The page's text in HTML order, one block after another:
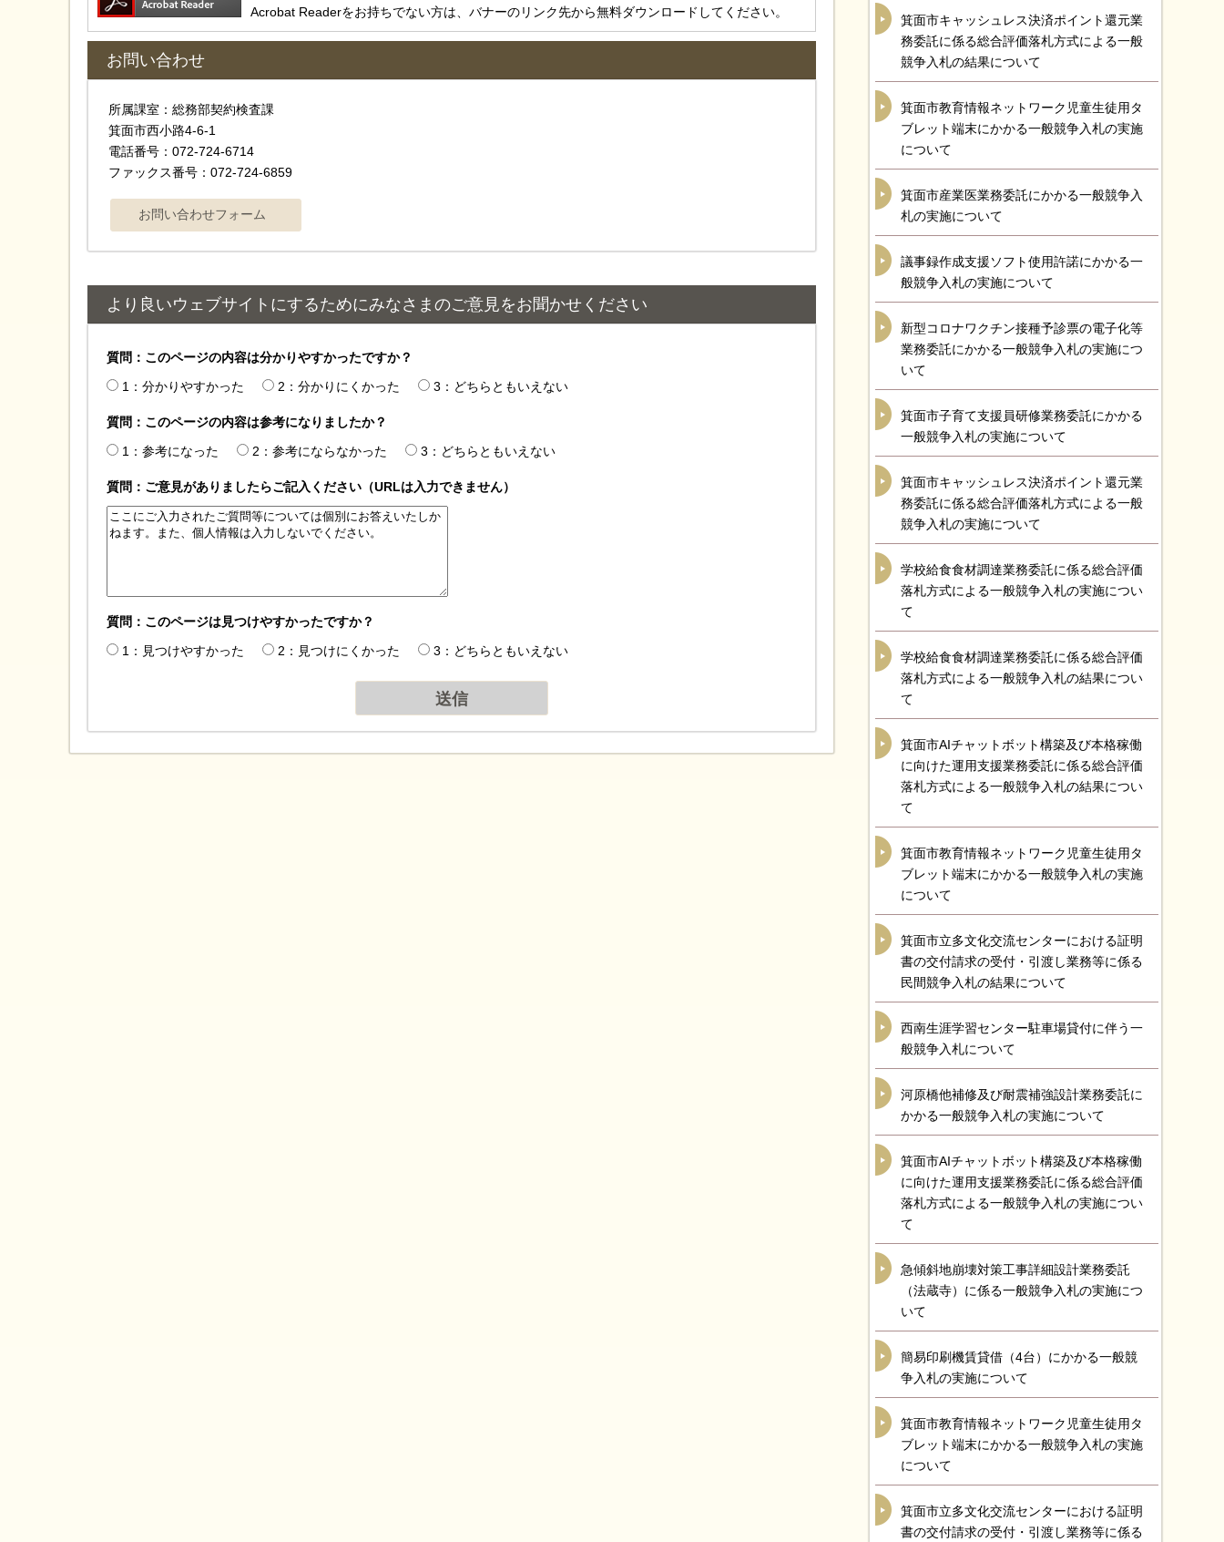
Acrobat Readerをお持ちでない方は、バナーのリンク先から無料ダウンロードしてください。
お問い合わせ
所属課室：総務部契約検査課
箕面市西小路4‐6‐1
電話番号：072-724-6714
ファックス番号：072-724-6859
より良いウェブサイトにするためにみなさまのご意見をお聞かせください
質問：このページの内容は分かりやすかったですか？
1：分かりやすかった
2：分かりにくかった 3：どちらともいえない
質問：このページの内容は参考になりましたか？
1：参考になった
2：参考にならなかった 3：どちらともいえない
質問：ご意見がありましたらご記入ください（URLは入力できません）
質問：このページは見つけやすかったですか？
1：見つけやすかった
2：見つけにくかった 3：どちらともいえない
箕面市キャッシュレス決済ポイント還元業
務委託に係る総合評価落札方式による一般
競争入札の結果について
箕面市教育情報ネットワーク児童生徒用タ
ブレット端末にかかる一般競争入札の実施
について
箕面市産業医業務委託にかかる一般競争入
札の実施について
議事録作成支援ソフト使用許諾にかかる一
般競争入札の実施について
新型コロナワクチン接種予診票の電子化等
業務委託にかかる一般競争入札の実施につ
いて
箕面市子育て支援員研修業務委託にかかる
一般競争入札の実施について
箕面市キャッシュレス決済ポイント還元業
務委託に係る総合評価落札方式による一般
競争入札の実施について
学校給食食材調達業務委託に係る総合評価
落札方式による一般競争入札の実施につい
て
学校給食食材調達業務委託に係る総合評価
落札方式による一般競争入札の結果につい
て
箕面市AIチャットボット構築及び本格稼働
に向けた運用支援業務委託に係る総合評価
落札方式による一般競争入札の結果につい
て
箕面市教育情報ネットワーク児童生徒用タ
ブレット端末にかかる一般競争入札の実施
について
箕面市立多文化交流センターにおける証明
書の交付請求の受付・引渡し業務等に係る
民間競争入札の結果について
西南生涯学習センター駐車場貸付に伴う一
般競争入札について
河原橋他補修及び耐震補強設計業務委託に
かかる一般競争入札の実施について
箕面市AIチャットボット構築及び本格稼働
に向けた運用支援業務委託に係る総合評価
落札方式による一般競争入札の実施につい
て
急傾斜地崩壊対策工事詳細設計業務委託
（法蔵寺）に係る一般競争入札の実施につ
いて
簡易印刷機賃貸借（4台）にかかる一般競
争入札の実施について
箕面市教育情報ネットワーク児童生徒用タ
ブレット端末にかかる一般競争入札の実施
について
箕面市立多文化交流センターにおける証明
書の交付請求の受付・引渡し業務等に係る